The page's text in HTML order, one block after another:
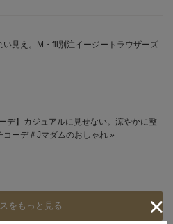
パンツ」脚長見えする理由を解説特集
をもっと見る